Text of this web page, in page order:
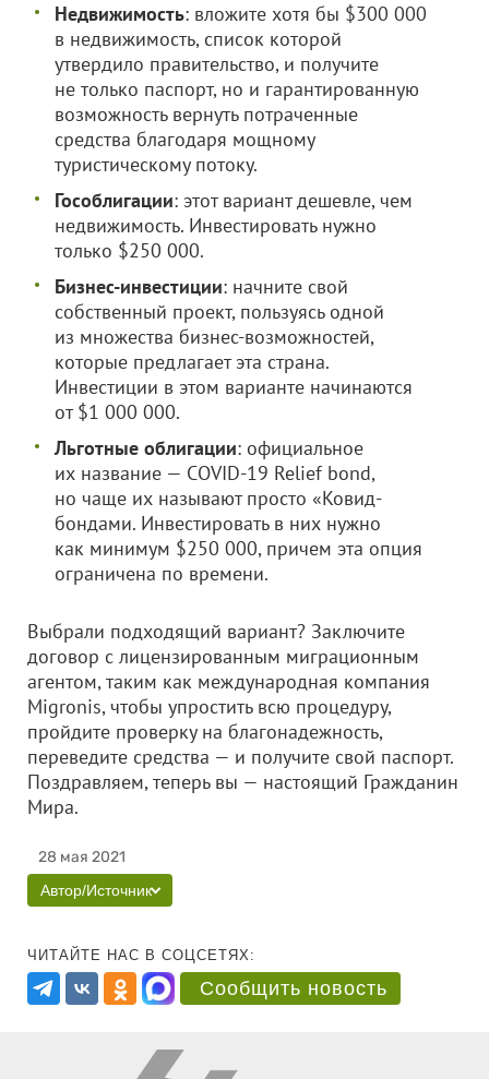
Недвижимость: вложите хотя бы $300 000
в недвижимость, список которой
утвердило правительство, и получите
не только паспорт, но и гарантированную
возможность вернуть потраченные
средства благодаря мощному
туристическому потоку.
Гособлигации: этот вариант дешевле, чем
недвижимость. Инвестировать нужно
только $250 000.
Бизнес-инвестиции: начните свой
собственный проект, пользуясь одной
из множества бизнес-возможностей,
которые предлагает эта страна.
Инвестиции в этом варианте начинаются
от $1 000 000.
Льготные облигации: официальное
их название — COVID-19 Relief bond,
но чаще их называют просто «Ковид-
бондами. Инвестировать в них нужно
как минимум $250 000, причем эта опция
ограничена по времени.
Выбрали подходящий вариант? Заключите
договор с лицензированным миграционным
агентом, таким как международная компания
Migronis, чтобы упростить всю процедуру,
пройдите проверку на благонадежность,
переведите средства — и получите свой паспорт.
Поздравляем, теперь вы — настоящий Гражданин
Мира.
28 мая 2021
Автор/Источник
ЧИТАЙТЕ НАС В СОЦСЕТЯХ:
Сообщить новость